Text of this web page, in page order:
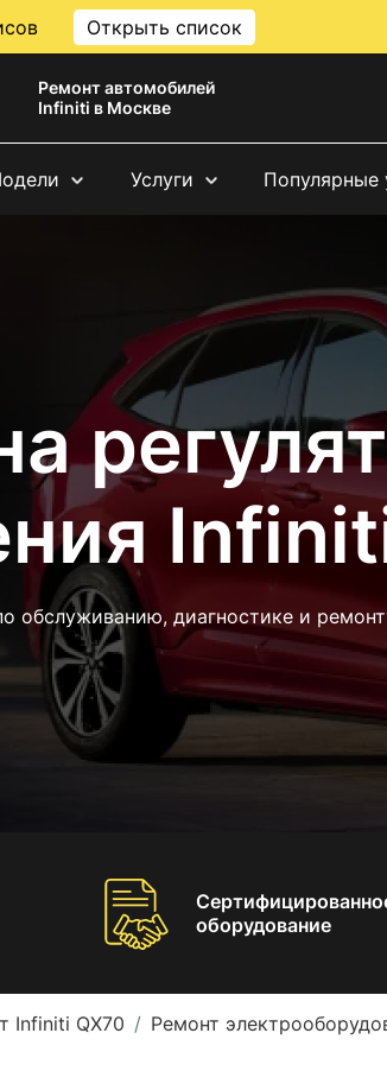
Открыть список
Ремонт автомобилей
Infiniti в Москве
Услуги Популярные
обслуживанию, диагностике и
оборудование
Infiniti QX70 Ремонт